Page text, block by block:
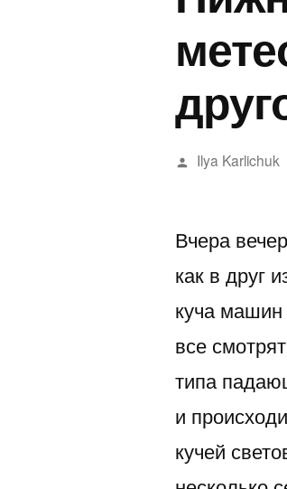
Написано
Ilya Karlichuk
Вчера
как в друг
куча
все
типа
и
кучей